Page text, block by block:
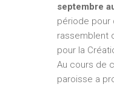
septembre
période pour
rassemblent
pour la
Au cours de
paroisse a